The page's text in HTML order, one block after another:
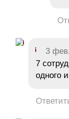
3
7
одного